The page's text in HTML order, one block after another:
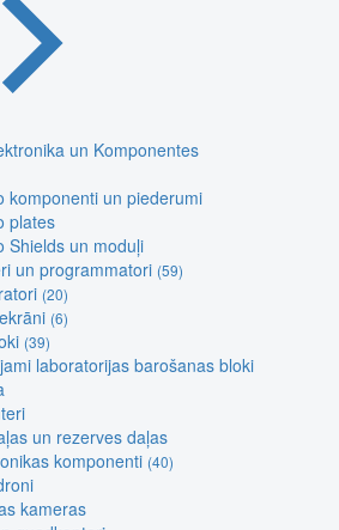
un Komponentes
komponenti un piederumi
plates
Shields un moduļi
un programmatori (59)
(20)
(6)
(39)
laboratorijas barošanas bloki
un rezerves daļas
komponenti (40)
kameras